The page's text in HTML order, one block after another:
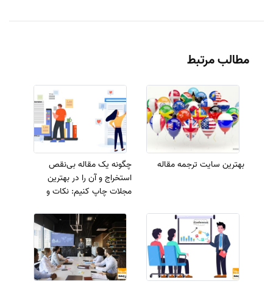
مطالب مرتبط
بهترین سایت ترجمه مقاله
چگونه یک مقاله بی‌نقص
استخراج و آن را در بهترین
مجلات چاپ کنیم: نکات و